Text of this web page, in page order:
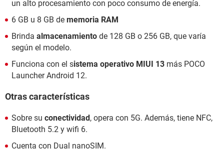
un alto procesamiento con poco consumo de energía.
6 GB u 8 GB de memoria RAM
Brinda almacenamiento de 128 GB o 256 GB, que varía
según el modelo.
Funciona con el sistema operativo MIUI 13 más POCO
Launcher Android 12.
Otras características
Sobre su conectividad , opera con 5G. Además, tiene NFC,
Bluetooth 5.2 y wifi 6.
Cuenta con Dual nanoSIM.